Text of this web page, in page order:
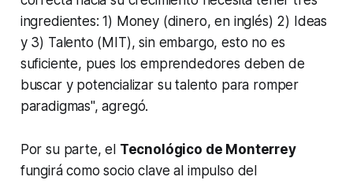
ingredientes: 1) Money (dinero, en inglés) 2) Ideas
y 3) Talento (MIT), sin embargo, esto no es
suficiente, pues los emprendedores deben de
buscar y potencializar su talento para romper
paradigmas", agregó.
Por su parte, el Tecnológico de Monterrey
fungirá como socio clave al impulso del